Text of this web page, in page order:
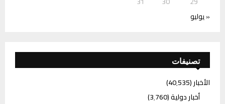
« يوليو
تصنيفات
الأخبار(40٬535)
أخبار دولية(3٬760)